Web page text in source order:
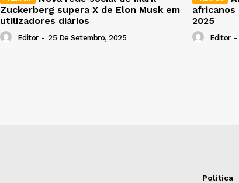
Zuckerberg supera X de Elon Musk em
utilizadores diários
Editor - 25 De Setembro, 2025
africanos
2025
Editor -
Política